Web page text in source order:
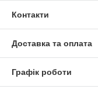
Контакти
Доставка та оплата
Графік роботи